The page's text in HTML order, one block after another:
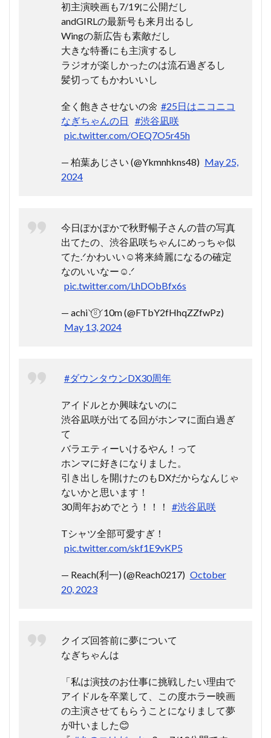
初主演映画も7/19に公開だし
andGIRLの最新号も来月出るし
Wingの新広告も素敵だし
大きな特番にも主演するし
ラジオが楽しかったのは流石過ぎるし
髪切ってもかわいいし
全く飽きさせないの🌼 #25日はニコニコ
なぎちゃんの日
#渋谷凪咲
pic.twitter.com/OEQ7O5r45h
— 柏葉あじさい (@Ykmnhkns48) May 25,
2024
今日ぽかぽかで秋野暢子さんの昔の写真
出てたの、渋谷凪咲ちゃんにめっちゃ似
てた.ᐟかわいい☺️将来綺麗になるの確定
なのいいなー☺️.ᐟ
pic.twitter.com/LhDObBfx6s
— achi⸌⍤⃝⸍10m (@FTbY2fHhqZZfwPz)
May 13, 2024
#ダウンタウンDX30周年
アイドルとか興味ないのに
渋谷凪咲が出てる回がホンマに面白過ぎ
て
バラエティーいけるやん！って
ホンマに好きになりました。
引き出しを開けたのもDXだからなんじゃ
ないかと思います！
30周年おめでとう！！！
#渋谷凪咲
Tシャツ全部可愛すぎ！
pic.twitter.com/skf1E9vKP5
— Reach(利一) (@Reach0217) October
20, 2023
クイズ回答前に夢について
なぎちゃんは
「私は演技のお仕事に挑戦したい理由で
アイドルを卒業して、この度ホラー映画
の主演させてもらうことになりまして夢
が叶いました😊